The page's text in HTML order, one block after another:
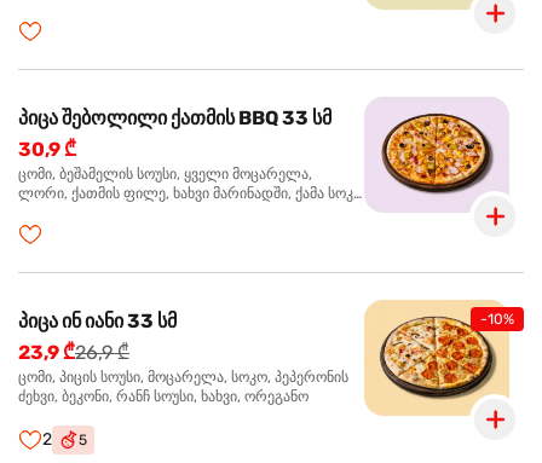
პიცა შებოლილი ქათმის BBQ 33 სმ
30,9 ₾
ცომი, ბეშამელის სოუსი, ყველი მოცარელა,
ლორი, ქათმის ფილე, ხახვი მარინადში, ქამა სოკო
-10%
პიცა ინ იანი 33 სმ
23,9 ₾26,9 ₾
ცომი, პიცის სოუსი, მოცარელა, სოკო, პეპერონის
ძეხვი, ბეკონი, რანჩ სოუსი, ხახვი, ორეგანო
2 5